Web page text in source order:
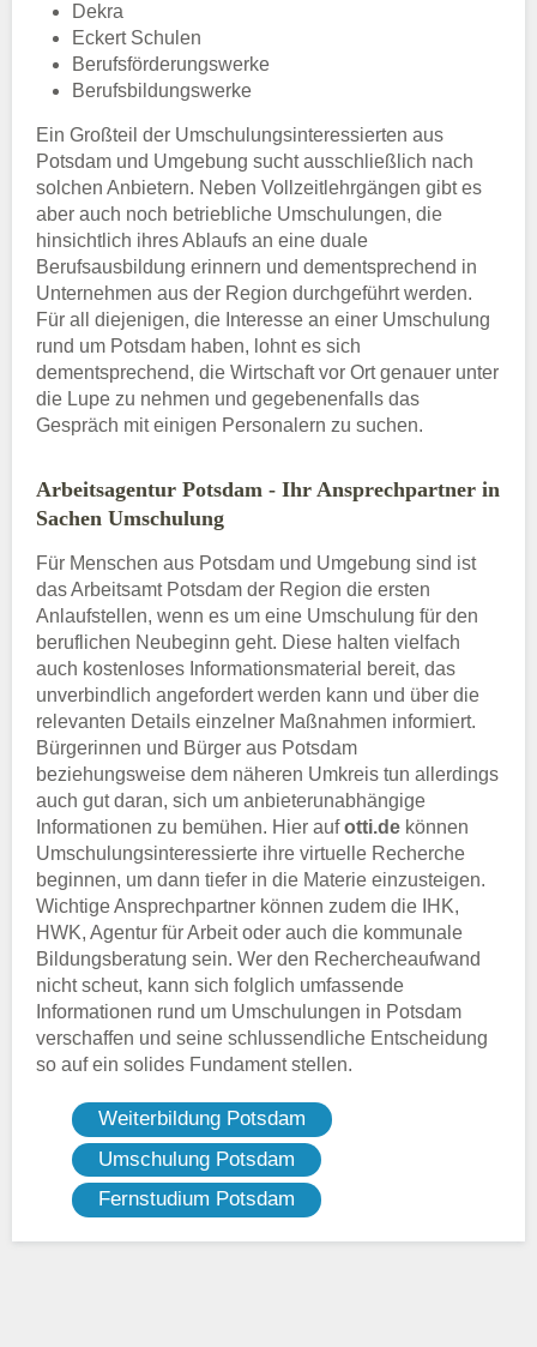
Dekra
Eckert Schulen
Berufsförderungswerke
Berufsbildungswerke
Ein Großteil der Umschulungsinteressierten aus
Potsdam und Umgebung sucht ausschließlich nach
solchen Anbietern. Neben Vollzeitlehrgängen gibt es
aber auch noch betriebliche Umschulungen, die
hinsichtlich ihres Ablaufs an eine duale
Berufsausbildung erinnern und dementsprechend in
Unternehmen aus der Region durchgeführt werden.
Für all diejenigen, die Interesse an einer Umschulung
rund um Potsdam haben, lohnt es sich
dementsprechend, die Wirtschaft vor Ort genauer unter
die Lupe zu nehmen und gegebenenfalls das
Gespräch mit einigen Personalern zu suchen.
Arbeitsagentur Potsdam - Ihr Ansprechpartner in
Sachen Umschulung
Für Menschen aus Potsdam und Umgebung sind ist
das Arbeitsamt Potsdam der Region die ersten
Anlaufstellen, wenn es um eine Umschulung für den
beruflichen Neubeginn geht. Diese halten vielfach
auch kostenloses Informationsmaterial bereit, das
unverbindlich angefordert werden kann und über die
relevanten Details einzelner Maßnahmen informiert.
Bürgerinnen und Bürger aus Potsdam
beziehungsweise dem näheren Umkreis tun allerdings
auch gut daran, sich um anbieterunabhängige
Informationen zu bemühen. Hier aufotti.de können
Umschulungsinteressierte ihre virtuelle Recherche
beginnen, um dann tiefer in die Materie einzusteigen.
Wichtige Ansprechpartner können zudem die IHK,
HWK, Agentur für Arbeit oder auch die kommunale
Bildungsberatung sein. Wer den Rechercheaufwand
nicht scheut, kann sich folglich umfassende
Informationen rund um Umschulungen in Potsdam
verschaffen und seine schlussendliche Entscheidung
so auf ein solides Fundament stellen.
Weiterbildung Potsdam
Umschulung Potsdam
Fernstudium Potsdam